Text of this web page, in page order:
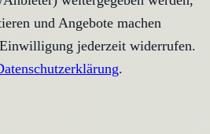
und Angebote machen
jederzeit widerrufen.
.